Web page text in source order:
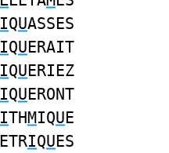
IQUASSES
IQUERAIT
IQUERIEZ
IQUERONT
ITHMIQUE
ETRIQUES